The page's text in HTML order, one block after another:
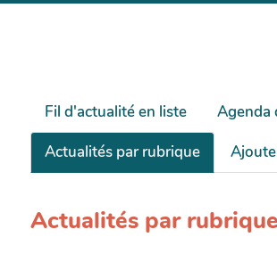
Fil d'actualité en liste
Agenda
Actualités par rubrique
Actualités par rubrique